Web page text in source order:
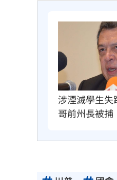
涉湮滅學生失
哥前州長被捕